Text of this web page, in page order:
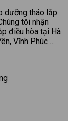
dưỡng tháo lắp
tôi nhận
điều hòa tại Hà
Vĩnh Phúc …